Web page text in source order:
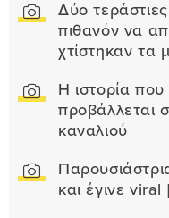
Δύο
πιθανόν να
χτίστηκαν
Η ιστορία
προβάλλεται
καναλιού
και έγινε viral